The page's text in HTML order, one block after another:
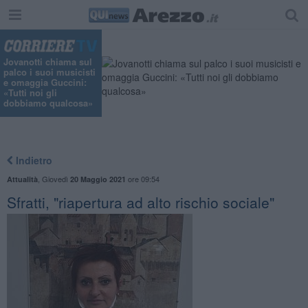
Jovanotti chiama sul
palco i suoi musicisti
e omaggia Guccini:
«Tutti noi gli
dobbiamo qualcosa»
Indietro
Attualità Giovedì 20 Maggio 2021 ore 09:54
Sfratti, "riapertura ad alto rischio sociale"